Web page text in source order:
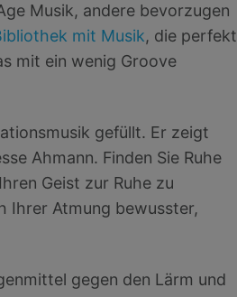
Musik, andere bevorzugen
mit Musik, die perfekt
mit ein wenig Groove
gefüllt. Er zeigt
Ahmann. Finden Sie Ruhe
Geist zur Ruhe zu
Ihrer Atmung bewusster,
gegen den Lärm und